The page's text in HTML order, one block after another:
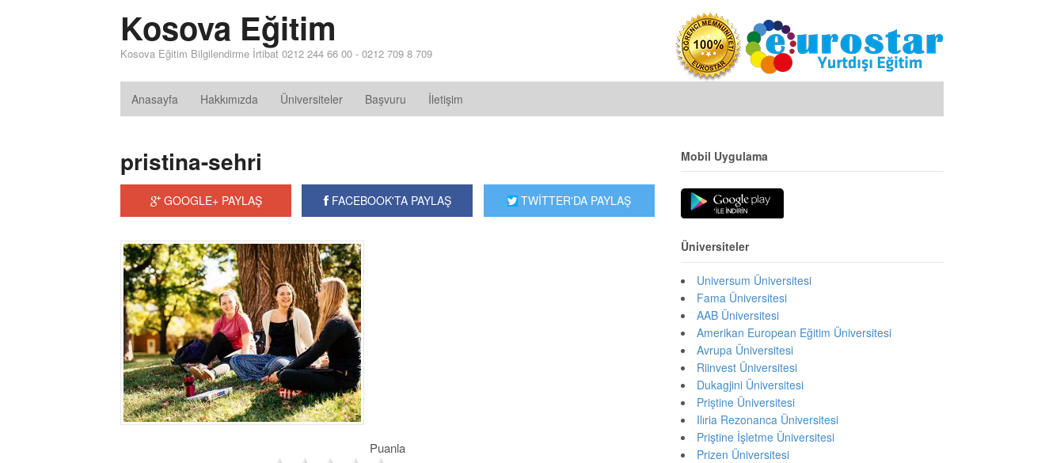
Kosova Eğitim
Kosova Eğitim Bilgilendirme İrtibat 0212 244 66 00 - 0212 709 8 709
Anasayfa Hakkımızda Üniversiteler Başvuru İletişim
pristina-sehri
GOOGLE+ PAYLAŞ FACEBOOK'TA PAYLAŞ TWİTTER'DA PAYLAŞ
Puanla
Mobil Uygulama
Üniversiteler
Universum Üniversitesi
Fama Üniversitesi
AAB Üniversitesi
Amerikan European Eğitim Üniversitesi
Avrupa Üniversitesi
Riinvest Üniversitesi
Dukagjini Üniversitesi
Priştine Üniversitesi
Ilıria Rezonanca Üniversitesi
Priştine İşletme Üniversitesi
Prizen Üniversitesi